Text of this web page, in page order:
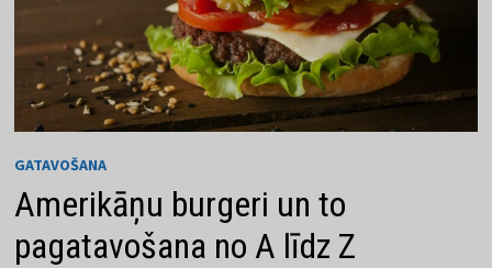
GATAVOŠANA
Amerikāņu burgeri un to
pagatavošana no A līdz Z